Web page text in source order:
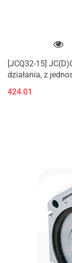
[JCQ32-15]
działania, z
424.01